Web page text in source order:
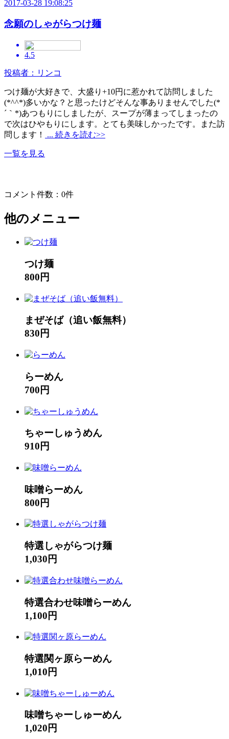
2017-03-28 19:08:25
念願のしゃがらつけ麺
4.5
投稿者：リンコ
つけ麺が大好きで、大盛り+10円に惹かれて訪問しました
(*^^*)多いかな？と思ったけどそんな事ありませんでした(*
´｀*)あつもりにしましたが、スープが薄まってしまったの
で次はひやもりにします。とても美味しかったです。また訪
問します！
... 続きを読む>>
一覧を見る
コメント件数：0件
他のメニュー
つけ麺
800円
まぜそば（追い飯無料）
830円
らーめん
700円
ちゃーしゅうめん
910円
味噌らーめん
800円
特選しゃがらつけ麺
1,030円
特選合わせ味噌らーめん
1,100円
特選関ヶ原らーめん
1,010円
味噌ちゃーしゅーめん
1,020円